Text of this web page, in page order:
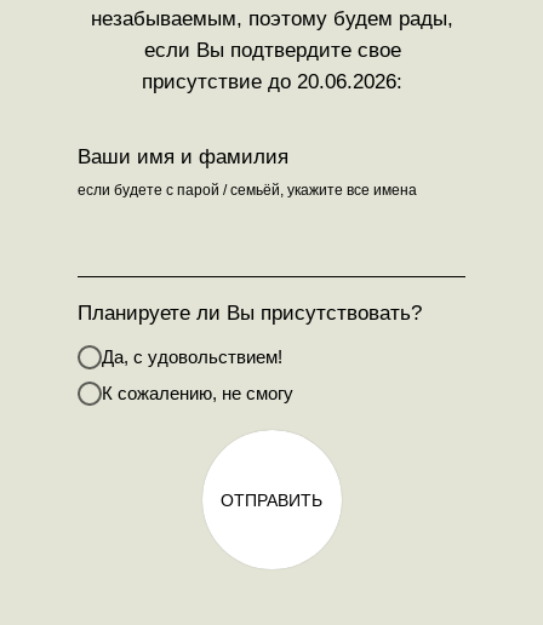
незабываемым, поэтому будем рады,
если Вы подтвердите свое
присутствие до 20.06.2026:
Ваши имя и фамилия
если будете с парой / семьёй, укажите все имена
Планируете ли Вы присутствовать?
Да, с удовольствием!
К сожалению, не смогу
ОТПРАВИТЬ